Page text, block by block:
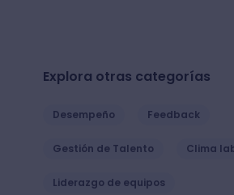
Explora otras categorías
Desempeño Feedback
Gestión de Talento Clima
Liderazgo de equipos